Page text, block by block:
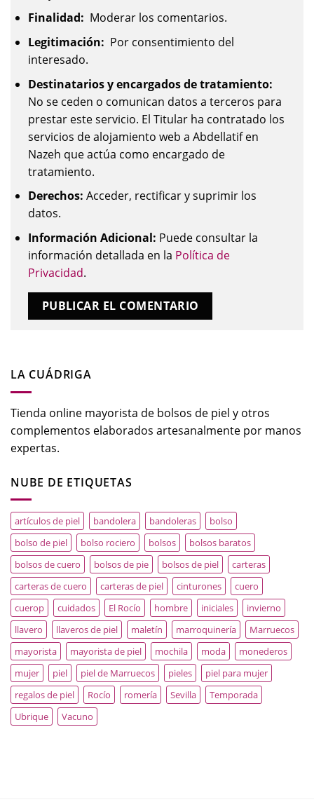
Finalidad: Moderar los comentarios.
Legitimación: Por consentimiento del
interesado.
Destinatarios y encargados de tratamiento:
No se ceden o comunican datos a terceros para
prestar este servicio. El Titular ha contratado los
servicios de alojamiento web a Abdellatif en
Nazeh que actúa como encargado de
tratamiento.
Derechos: Acceder, rectificar y suprimir los
datos.
Información Adicional: Puede consultar la
información detallada en la Política de
Privacidad.
LA CUÁDRIGA
Tienda online mayorista de bolsos de piel y otros
complementos elaborados artesanalmente por manos
expertas.
NUBE DE ETIQUETAS
artículos de piel bandolera bandoleras
bolso
bolso de piel
bolso rociero bolsos
bolsos baratos
bolsos de cuero
bolsos de pie bolsos de piel
carteras
carteras de cuero
carteras de piel cinturones
cuero
cuerop
cuidados El Rocío hombre iniciales
invierno
llavero
llaveros de piel maletín marroquinería
Marruecos
mayorista
mayorista de piel mochila moda
monederos
mujer
piel piel de Marruecos pieles
piel para mujer
regalos de piel
Rocío romería Sevilla
Temporada
Ubrique
Vacuno